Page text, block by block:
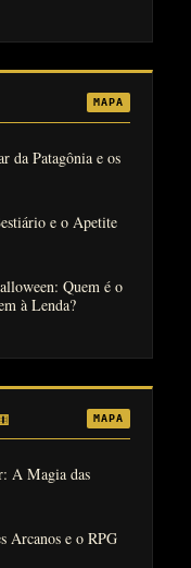
MAPA
Patagônia e os
e o Apetite
Quem é o
à Lenda?
MAPA
A Magia das
Arcanos e o RPG